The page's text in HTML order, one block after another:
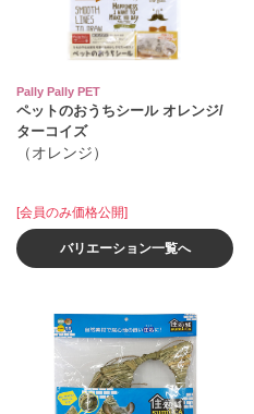
Pally Pally PET
ペットのおうちシール オレンジ/
ターコイズ
（オレンジ）
[会員のみ価格公開]
バリエーション一覧へ